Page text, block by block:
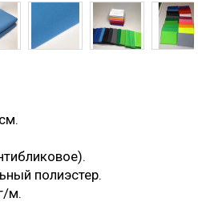
полиэстер.
м.